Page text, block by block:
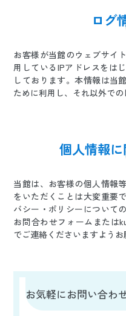
ログ
お客様が当館のウェブサイ
用しているIPアドレスをは
しております。本情報は当
ために利用し、それ以外での
個人情報
当館は、お客様の個人情報
をいただくことは大変重要
バシー・ポリシーについて
お問合わせフォームまたは
でご連絡くださいますようお
お気軽にお問い合わ